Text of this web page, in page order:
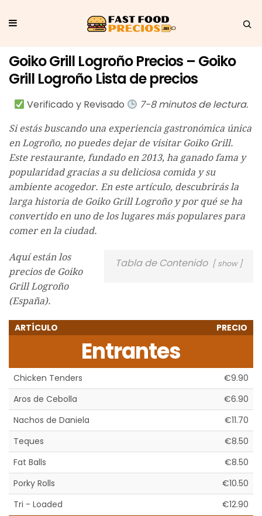
Goiko Grill Logroño Precios – Goiko
Grill Logroño Lista de precios
Verificado y Revisado 7-8 minutos de lectura.
Si estás buscando una experiencia gastronómica única
en Logroño, no puedes dejar de visitar Goiko Grill.
Este restaurante, fundado en 2013, ha ganado fama y
popularidad gracias a su deliciosa comida y su
ambiente acogedor. En este artículo, descubrirás la
larga historia de Goiko Grill Logroño y por qué se ha
convertido en uno de los lugares más populares para
comer en la ciudad.
Tabla de Contenido show
Aquí están los
precios de Goiko
Grill Logroño
(España).
ARTÍCULO PRECIO
Entrantes
Chicken Tenders
€9.90
Aros de Cebolla
€6.90
Nachos de Daniela
€11.70
Teques
€8.50
Fat Balls
€8.50
Porky Rolls
€10.50
Tri - Loaded
€12.90